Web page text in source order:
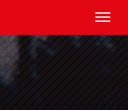
T
o
g
N
A